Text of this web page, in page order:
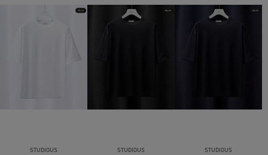
STUDIOUS
STUDIOUS
STUDIOUS